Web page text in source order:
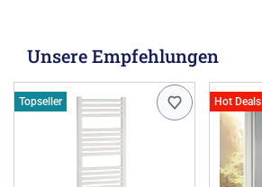
Unsere Empfehlungen
Topseller Hot Deals